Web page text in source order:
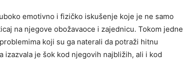
emotivno i fizičko iskušenje koje je ne samo
na njegove obožavaoce i zajednicu. Tokom jedne
koji su ga naterali da potraži hitnu
izazvala je šok kod njegovih najbližih, ali i kod